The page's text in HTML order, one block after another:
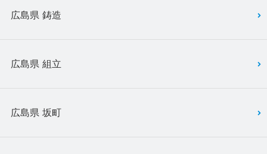
広島県 鋳造
広島県 組立
広島県 坂町